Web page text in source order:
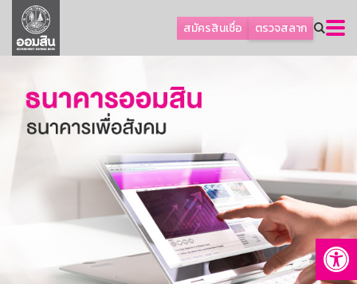
สมัครสินเชื่อ ตรวจสลาก
ลูกค้าธุรกิจ
ลูกค้าผู้ประกอบรายย่อย
ออมเพื่อสุข
เกี่ยวกับธนาคาร
การพัฒนาที่ยั่งยืน
บริการทางการเงิน
ติดต่อเรา